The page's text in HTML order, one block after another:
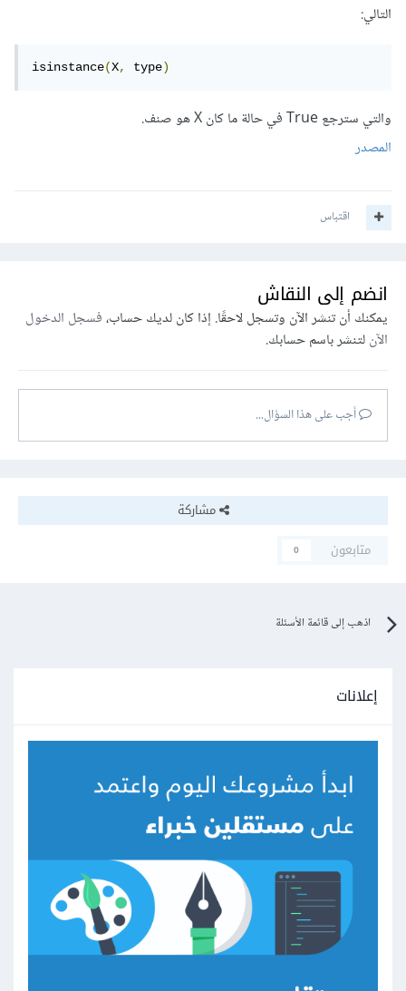
التالي:
isinstance(X, type)
والتي سترجع True في حالة ما كان X هو صنف.
المصدر
اقتباس
انضم إلى النقاش
يمكنك أن تنشر الآن وتسجل لاحقًا. إذا كان لديك حساب،فسجل الدخول
الآنلتنشر باسم حسابك.
أجب على هذا السؤال...
مشاركة
متابعون
0
اذهب إلى قائمة الأسئلة
إعلانات